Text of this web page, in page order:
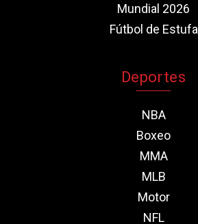
Mundial 2026
Fútbol de Estufa
Deportes
NBA
Boxeo
MMA
MLB
Motor
NFL